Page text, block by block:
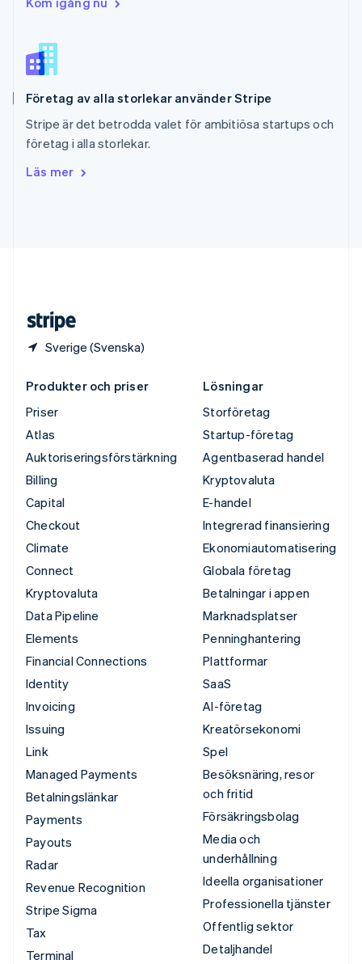
Företag av alla storlekar använder Stripe
Stripe är det betrodda valet för ambitiösa startups och
företag i alla storlekar.
Läs mer
Sverige (Svenska)
Español
Storbritannien
Sverige
Thailand
ไทยEnglish
English
Produkter och priser
Priser
Atlas
Auktoriseringsförstärkning
Billing
Capital
Checkout
Climate
Connect
Kryptovaluta
Data Pipeline
Elements
Financial Connections
Identity
Invoicing
Issuing
Link
Managed Payments
Betalningslänkar
Payments
Payouts
Radar
Revenue Recognition
Stripe Sigma
Tax
Terminal
Lösningar
Storföretag
Startup-företag
Agentbaserad handel
Kryptovaluta
E-handel
Integrerad finansiering
Ekonomiautomatisering
Globala företag
Betalningar i appen
Marknadsplatser
Penninghantering
Plattformar
SaaS
AI-företag
Kreatörsekonomi
Spel
Besöksnäring, resor
och fritid
Försäkringsbolag
Media och
underhållning
Ideella organisationer
Professionella tjänster
Offentlig sektor
Detaljhandel